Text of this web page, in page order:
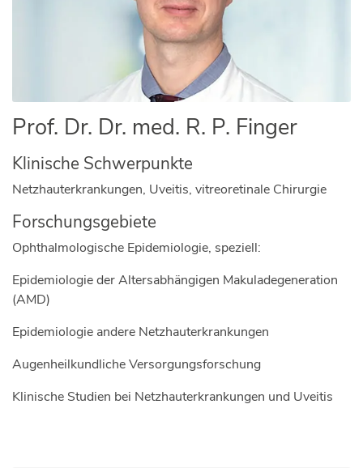
Prof. Dr. Dr. med. R. P. Finger
Klinische Schwerpunkte
Netzhauterkrankungen, Uveitis, vitreoretinale Chirurgie
Forschungsgebiete
Ophthalmologische Epidemiologie, speziell:
Epidemiologie der Altersabhängigen Makuladegeneration
(AMD)
Epidemiologie andere Netzhauterkrankungen
Augenheilkundliche Versorgungsforschung
Klinische Studien bei Netzhauterkrankungen und Uveitis